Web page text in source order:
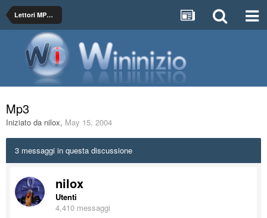
Lettori MP3, MP4
Mp3
Iniziato da nilox, May 15, 2004
3 messaggi in questa discussione
nilox
Utenti
4,410 messaggi